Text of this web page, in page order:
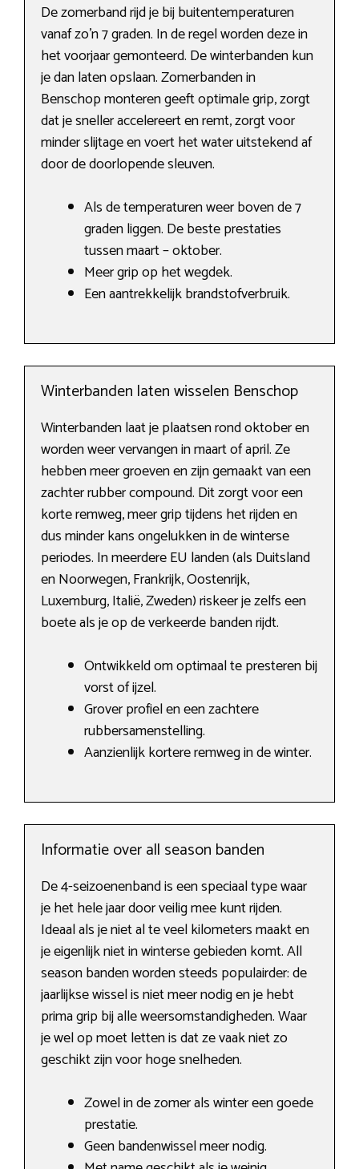
De zomerband rijd je bij buitentemperaturen
vanaf zo’n 7 graden. In de regel worden deze in
het voorjaar gemonteerd. De winterbanden kun
je dan laten opslaan. Zomerbanden in
Benschop monteren geeft optimale grip, zorgt
dat je sneller accelereert en remt, zorgt voor
minder slijtage en voert het water uitstekend af
door de doorlopende sleuven.
Als de temperaturen weer boven de 7
graden liggen. De beste prestaties
tussen maart – oktober.
Meer grip op het wegdek.
Een aantrekkelijk brandstofverbruik.
Winterbanden laten wisselen Benschop
Winterbanden laat je plaatsen rond oktober en
worden weer vervangen in maart of april. Ze
hebben meer groeven en zijn gemaakt van een
zachter rubber compound. Dit zorgt voor een
korte remweg, meer grip tijdens het rijden en
dus minder kans ongelukken in de winterse
periodes. In meerdere EU landen (als Duitsland
en Noorwegen, Frankrijk, Oostenrijk,
Luxemburg, Italië, Zweden) riskeer je zelfs een
boete als je op de verkeerde banden rijdt.
Ontwikkeld om optimaal te presteren bij
vorst of ijzel.
Grover profiel en een zachtere
rubbersamenstelling.
Aanzienlijk kortere remweg in de winter.
Informatie over all season banden
De 4-seizoenenband is een speciaal type waar
je het hele jaar door veilig mee kunt rijden.
Ideaal als je niet al te veel kilometers maakt en
je eigenlijk niet in winterse gebieden komt. All
season banden worden steeds populairder: de
jaarlijkse wissel is niet meer nodig en je hebt
prima grip bij alle weersomstandigheden. Waar
je wel op moet letten is dat ze vaak niet zo
geschikt zijn voor hoge snelheden.
Zowel in de zomer als winter een goede
prestatie.
Geen bandenwissel meer nodig.